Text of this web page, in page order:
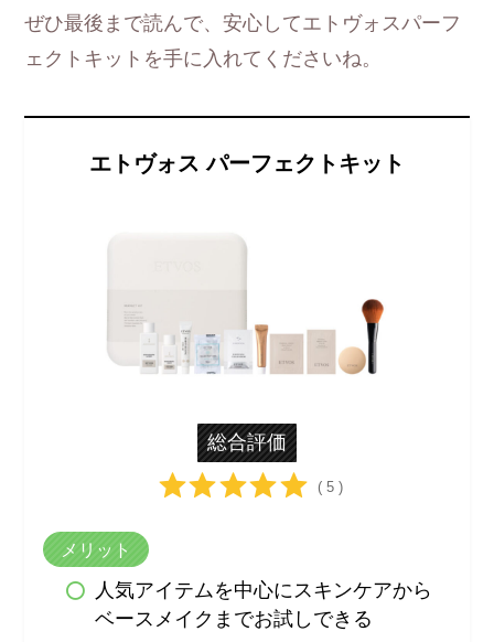
ぜひ最後まで読んで、安心してエトヴォスパーフ
ェクトキットを手に入れてくださいね。
エトヴォス パーフェクトキット
総合評価
( 5 )
メリット
人気アイテムを中心にスキンケアから
ベースメイクまでお試しできる